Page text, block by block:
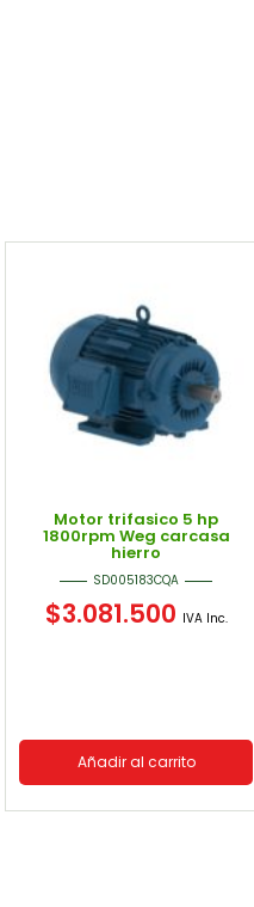
Motor trifasico 5 hp
1800rpm Weg carcasa
hierro
SD005183CQA
$3.081.500 IVA Inc.
Añadir al carrito